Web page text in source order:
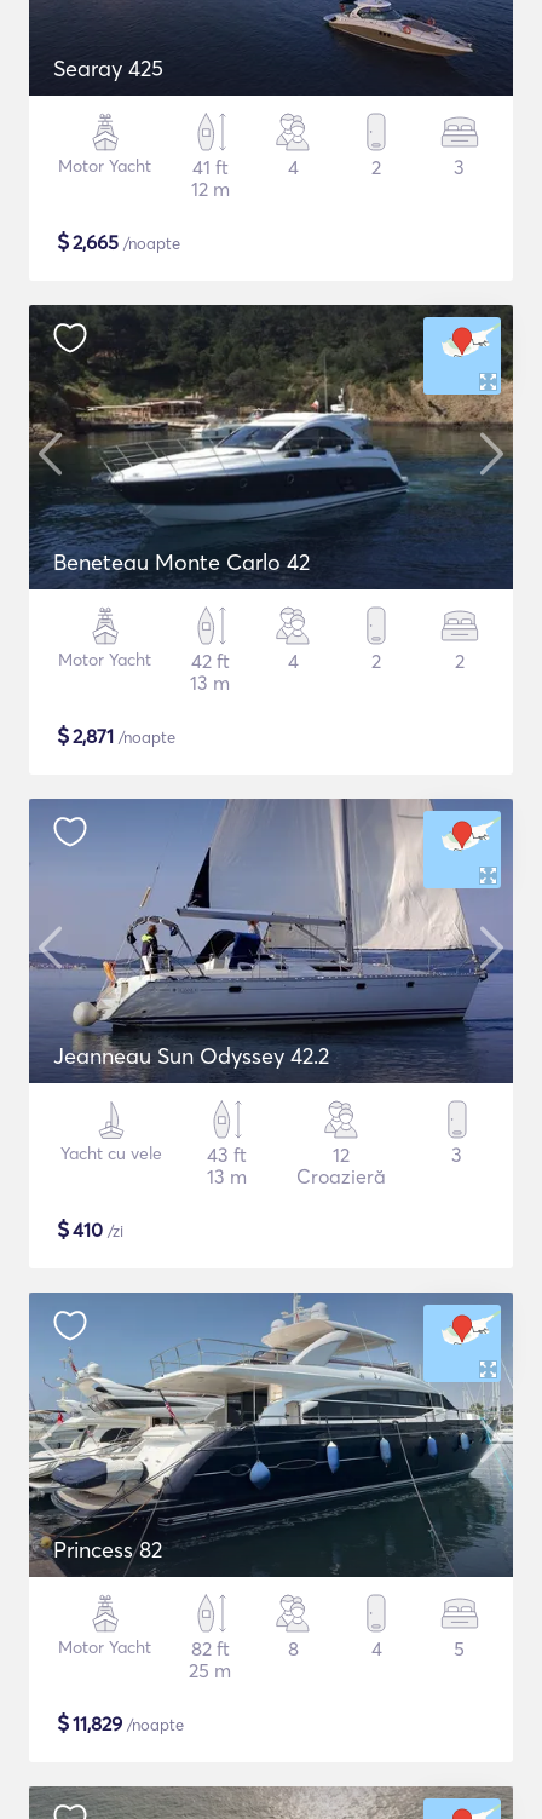
Searay 425
Motor Yacht
41 ft
12 m
4 2 3
$2,665 /noapte
Beneteau Monte Carlo 42
Motor Yacht
42 ft
13 m
4 2 2
$2,871 /noapte
Jeanneau Sun Odyssey 42.2
Yacht cu vele
43 ft
13 m
12
Croazieră
3
$410 /zi
Princess 82
Motor Yacht
82 ft
25 m
8 4 5
$11,829 /noapte